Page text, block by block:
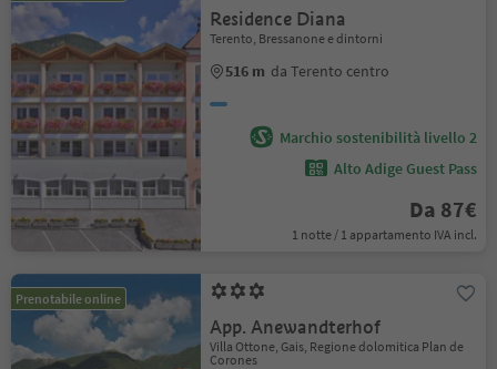
Residence Diana
Terento, Bressanone e dintorni
516 m da Terento centro
Marchio sostenibilità livello 2
Alto Adige Guest Pass
Da 87€
1 notte / 1 appartamento IVA incl.
Prenotabile online
App. Anewandterhof
Villa Ottone, Gais, Regione dolomitica Plan de
Corones